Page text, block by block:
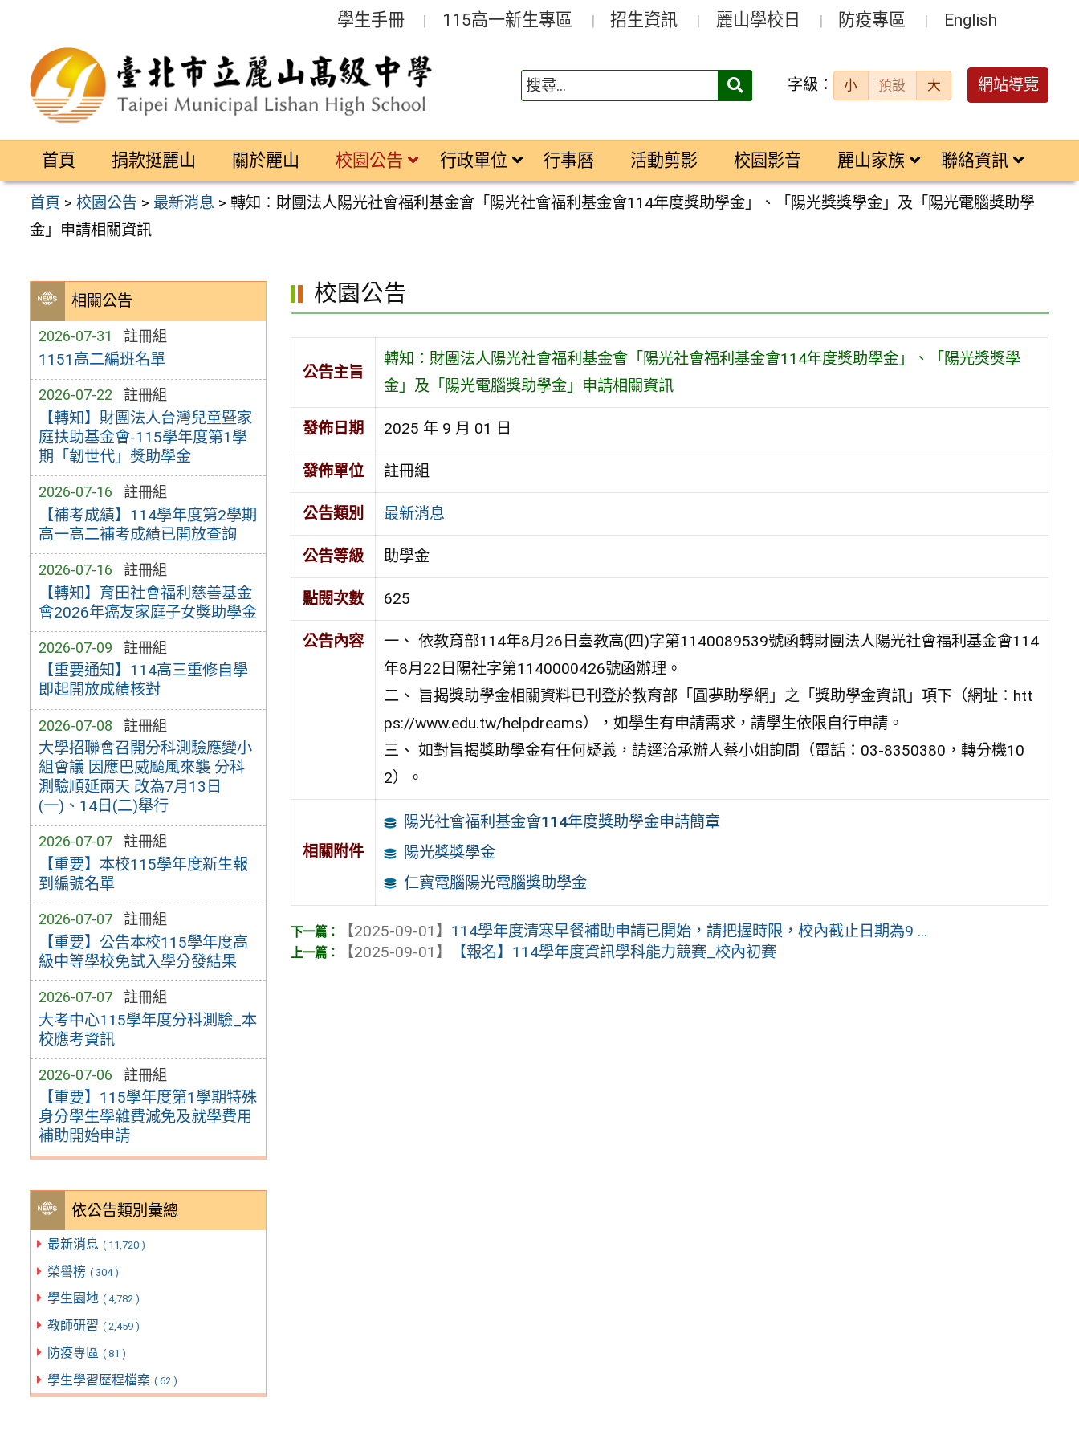
區
學生手冊 115高一新生專區 招生資訊 麗山學校日 防疫專區 English
搜
字級： 小 預設 大 網站導覽
首頁 捐款挺麗山 關於麗山 校園公告 行政單位 行事曆 活動剪影 校園影音 麗山家族 聯絡資訊
首頁 >校園公告 > 最新消息 >轉知：財團法人陽光社會福利基金會「陽光社會福利基金會114年度獎助學金」、「陽光獎獎學金」及「陽光電腦獎助學
金」申請相關資訊
相關公告
2026-07-31 註冊組
1151高二編班名單
2026-07-22 註冊組
【轉知】財團法人台灣兒童暨家
庭扶助基金會-115學年度第1學
期「韌世代」獎助學金
2026-07-16 註冊組
【補考成績】114學年度第2學期
高一高二補考成績已開放查詢
2026-07-16 註冊組
【轉知】育田社會福利慈善基金
會2026年癌友家庭子女獎助學金
2026-07-09 註冊組
【重要通知】114高三重修自學
即起開放成績核對
2026-07-08 註冊組
大學招聯會召開分科測驗應變小
組會議 因應巴威颱風來襲 分科
測驗順延兩天 改為7月13日
(一)、14日(二)舉行
2026-07-07 註冊組
【重要】本校115學年度新生報
到編號名單
2026-07-07 註冊組
【重要】公告本校115學年度高
級中等學校免試入學分發結果
2026-07-07 註冊組
大考中心115學年度分科測驗_本
校應考資訊
2026-07-06 註冊組
【重要】115學年度第1學期特殊
身分學生學雜費減免及就學費用
補助開始申請
依公告類別彙總
最新消息 ( 11,720 )
榮譽榜 ( 304 )
學生園地 ( 4,782 )
教師研習 ( 2,459 )
防疫專區 ( 81 )
學生學習歷程檔案 ( 62 )
校園公告
公告主旨
轉知：財團法人陽光社會福利基金會「陽光社會福利基金會114年度獎助學金」、「陽光獎獎學
金」及「陽光電腦獎助學金」申請相關資訊
發佈日期 2025 年 9 月 01 日
發佈單位 註冊組
公告類別 最新消息
公告等級 助學金
點閱次數 625
公告內容
一、 依教育部114年8月26日臺教高(四)字第1140089539號函轉財團法人陽光社會福利基金會114
年8月22日陽社字第1140000426號函辦理。
二、 旨揭獎助學金相關資料已刊登於教育部「圓夢助學網」之「獎助學金資訊」項下（網址：htt
ps://www.edu.tw/helpdreams），如學生有申請需求，請學生依限自行申請。
三、 如對旨揭獎助學金有任何疑義，請逕洽承辦人蔡小姐詢問（電話：03-8350380，轉分機10
2）。
相關附件
陽光社會福利基金會114年度獎助學金申請簡章
陽光獎獎學金
仁寶電腦陽光電腦獎助學金
【2025-09-01】 114學年度清寒早餐補助申請已開始，請把握時限，校內截止日期為9 ...
【2025-09-01】
【報名】114學年度資訊學科能力競賽_校內初賽